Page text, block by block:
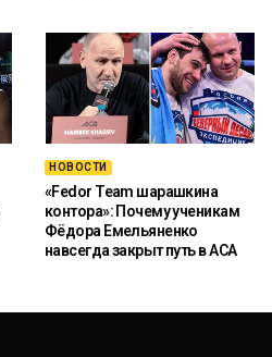
НОВОСТИ
«Fedor Team шарашкина
контора»: Почему ученикам
Фёдора Емельяненко
навсегда закрыт путь в ACA